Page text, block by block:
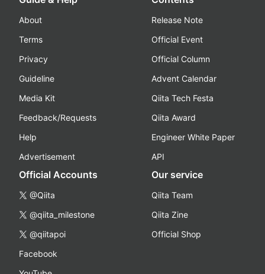
About
Terms
Privacy
Guideline
Media Kit
Feedback/Requests
Help
Advertisement
Release Note
Official Event
Official Column
Advent Calendar
Qiita Tech Festa
Qiita Award
Engineer White Paper
API
Official Accounts
@Qiita
@qiita_milestone
@qiitapoi
Facebook
Our service
Qiita Team
Qiita Zine
Official Shop